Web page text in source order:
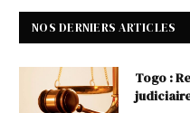
NOS DERNIERS ARTICLES
Togo :